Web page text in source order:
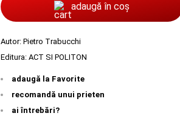
adaugă în coș
Autor: Pietro Trabucchi
Editura: ACT SI POLITON
adaugă la Favorite
recomandă unui prieten
ai întrebări?